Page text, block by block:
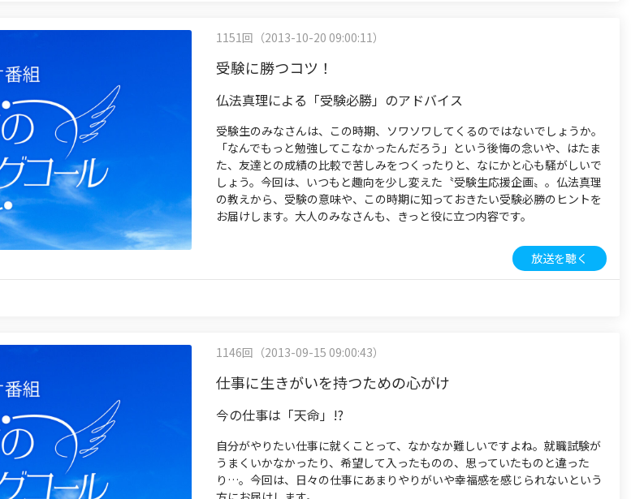
1151回（2013-10-20 09:00:11）
受験に勝つコツ！
仏法真理による「受験必勝」のアドバイス
受験生のみなさんは、この時期、ソワソワしてくるのではないでしょうか。
「なんでもっと勉強してこなかったんだろう」という後悔の念いや、はたま
た、友達との成績の比較で苦しみをつくったりと、なにかと心も騒がしいで
しょう。今回は、いつもと趣向を少し変えた〝受験生応援企画〟。仏法真理
の教えから、受験の意味や、この時期に知っておきたい受験必勝のヒントを
お届けします。大人のみなさんも、きっと役に立つ内容です。
放送を聴く
1146回（2013-09-15 09:00:43）
仕事に生きがいを持つための心がけ
今の仕事は「天命」!?
自分がやりたい仕事に就くことって、なかなか難しいですよね。就職試験が
うまくいかなかったり、希望して入ったものの、思っていたものと違った
り…。今回は、日々の仕事にあまりやりがいや幸福感を感じられないという